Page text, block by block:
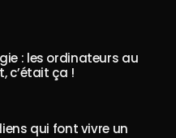
: les ordinateurs au
c’était ça !
qui font vivre un